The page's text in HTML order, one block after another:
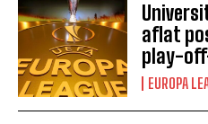
aflat
play-
EUROPA